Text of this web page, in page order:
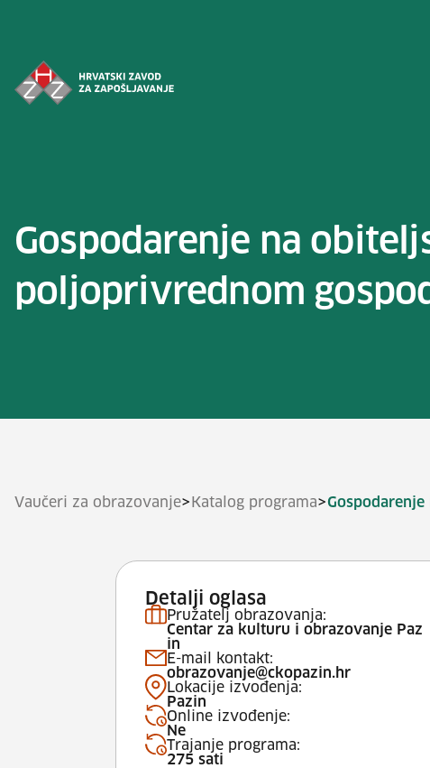
Gospodarenje na
poljoprivrednom
Vaučeri za obrazovanje> Katalog programa>
Detalji oglasa
Pružatelj obrazovanja:
Centar za kulturu i obrazovanje Paz
in
E-mail kontakt:
obrazovanje@ckopazin.hr
Lokacije izvođenja:
Pazin
Online izvođenje:
Ne
Trajanje programa:
275 sati